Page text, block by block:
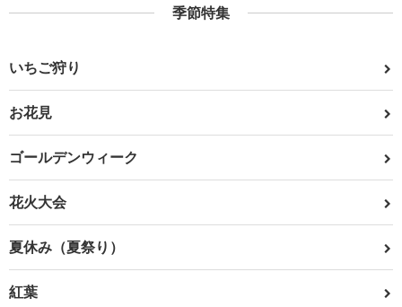
季節特集
いちご狩り
お花見
ゴールデンウィーク
花火大会
夏休み（夏祭り）
紅葉